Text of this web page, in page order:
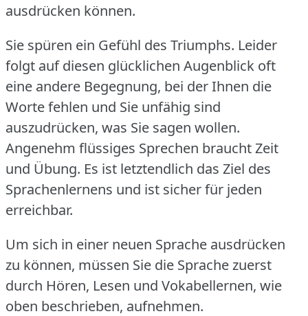
ausdrücken können.
Sie spüren ein Gefühl des Triumphs. Leider
folgt auf diesen glücklichen Augenblick oft
eine andere Begegnung, bei der Ihnen die
Worte fehlen und Sie unfähig sind
auszudrücken, was Sie sagen wollen.
Angenehm flüssiges Sprechen braucht Zeit
und Übung. Es ist letztendlich das Ziel des
Sprachenlernens und ist sicher für jeden
erreichbar.
Um sich in einer neuen Sprache ausdrücken
zu können, müssen Sie die Sprache zuerst
durch Hören, Lesen und Vokabellernen, wie
oben beschrieben, aufnehmen.